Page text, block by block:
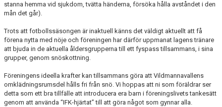
DOKUMENT
TRÄNING
MATCH
stanna hemma vid sjukdom, tvätta händerna, försöka hålla avståndet i den
mån det går).
Trots att fotbollssäsongen är inaktuell känns det väldigt aktuellt att få
förena nytta med nöje och föreningen har därför uppmanat lagens tränare
att bjuda in de aktuella åldersgrupperna till ett fyspass tillsammans, i sina
grupper, genom snöskottning.
Föreningens ideella krafter kan tillsammans göra att Vildmannavallens
omklädningsrumsdel hålls fri från snö. Vi hoppas att ni som föräldrar ser
detta som ett bra tillfälle att introducera era barn i föreningslivets tankesätt
genom att använda “IFK-hjärtat” till att göra något som gynnar alla.